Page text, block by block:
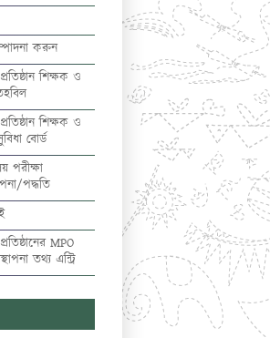
করুন
শিক্ষক ও
শিক্ষক ও
বোর্ড
পরীক্ষা
পদ্ধতি
MPO
তথ্য এন্ট্রি